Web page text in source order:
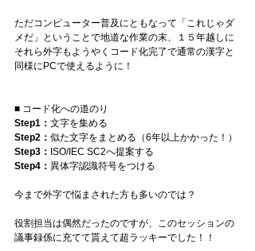
ただコンピューター普及にともなって「これじゃダ
メだ」ということで地道な作業の末、１５年越しに
それら外字もようやくコード化完了で通常の漢字と
同様にPCで使えるように！
■ コード化への道のり
Step1： 文字を集める
Step2： 似た文字をまとめる（6年以上かかった！）
Step3： ISO/IEC SC2へ提案する
Step4： 異体字認識符号をつける
今まで外字で悩まされた方も多いのでは？
役割担当は偶然だったのですが、このセッションの
議事録係に充てて貰えて超ラッキーでした！！